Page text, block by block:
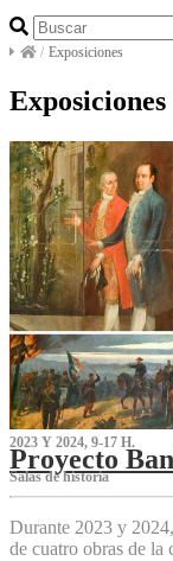
/ Exposiciones
Exposiciones
2023 Y 2024, 9-17 H.
Proyecto
S‌alas de historia
Durante 2023 y
de cuatro obras de